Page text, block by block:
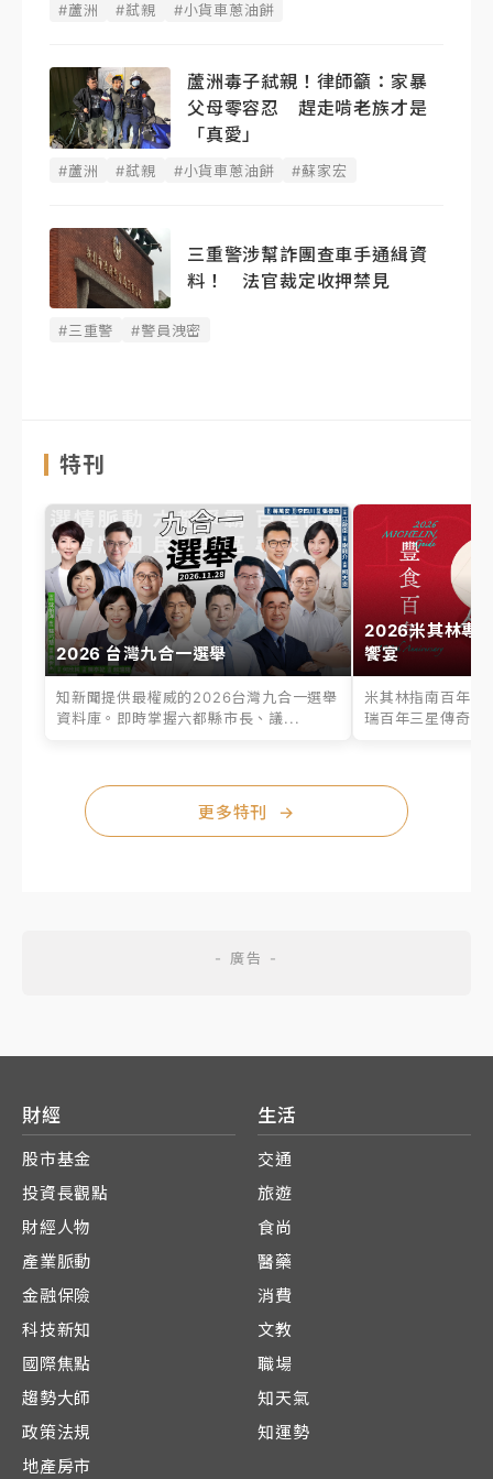
#蘆洲 #弒親 #小貨車蔥油餅
蘆洲毒子弒親！律師籲：家暴
父母零容忍 趕走啃老族才是
「真愛」
#蘆洲 #弒親 #小貨車蔥油餅 #蘇家宏
三重警涉幫詐團查車手通緝資
料！ 法官裁定收押禁見
#三重警 #警員洩密
特刊
2026 台灣九合一選舉
知新聞提供最權威的2026台灣九合一選舉
資料庫。即時掌握六都縣市長、議...
2026米其林專
饗宴
米其林指南百年之
瑞百年三星傳奇、
更多特刊 →
財經
股市基金
投資長觀點
財經人物
產業脈動
金融保險
科技新知
國際焦點
趨勢大師
政策法規
地產房市
生活
交通
旅遊
食尚
醫藥
消費
文教
職場
知天氣
知運勢